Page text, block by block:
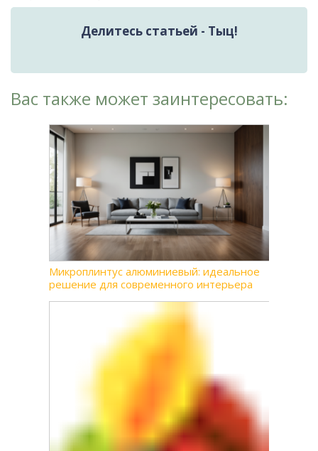
Делитесь статьей - Тыц!
Вас также может заинтересовать:
Микроплинтус алюминиевый: идеальное
решение для современного интерьера